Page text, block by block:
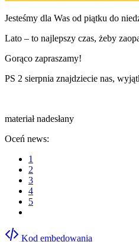
Jesteśmy dla Was od piątku do
Lato – to najlepszy czas, żeby
Gorąco zapraszamy!
PS 2 sierpnia znajdziecie nas,
materiał nadesłany
Oceń news:
1
2
3
4
5
Kod embedowania